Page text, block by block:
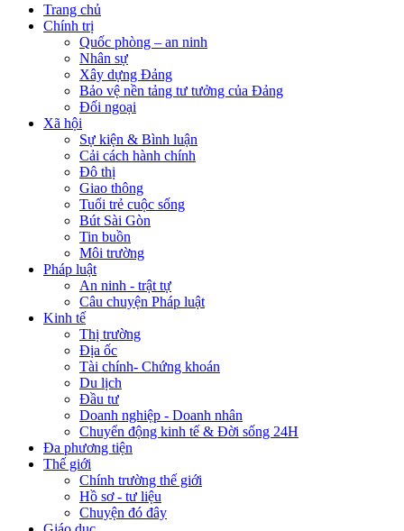
Trang chủ
Chính trị
Quốc phòng – an ninh
Nhân sự
Xây dựng Đảng
Bảo vệ nền tảng tư tưởng của Đảng
Đối ngoại
Xã hội
Sự kiện & Bình luận
Cải cách hành chính
Đô thị
Giao thông
Tuổi trẻ cuộc sống
Bút Sài Gòn
Tin buồn
Môi trường
Pháp luật
An ninh - trật tự
Câu chuyện Pháp luật
Kinh tế
Thị trường
Địa ốc
Tài chính- Chứng khoán
Du lịch
Đầu tư
Doanh nghiệp - Doanh nhân
Chuyển động kinh tế & Đời sống 24H
Đa phương tiện
Thế giới
Chính trường thế giới
Hồ sơ - tư liệu
Chuyện đó đây